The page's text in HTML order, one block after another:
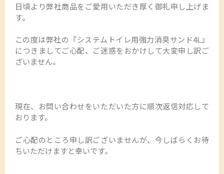
日頃より弊社商品をご愛用いただき厚く御礼申し上げま
す。
この度は弊社の『システムトイレ用強力消臭サンド4L 』
につきましてご心配、ご迷惑をおかけして大変申し訳ご
ざいません。
現在、お問い合わせをいただいた方に順次返信対応して
おります。
ご心配のところ申し訳ございませんが、今しばらくお待
ちいただけますと幸いです。